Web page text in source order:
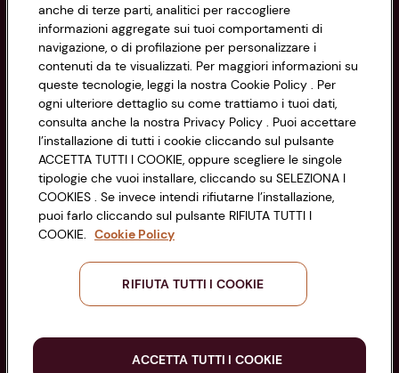
Cookie Policy
Impostazioni Cookie
Accessibilità
CONAD SOCIETÀ COOPERATIVA
Via Michelino, 59 | 40127 BOLOGNA
Codice Fiscale e Registro Imprese
di Bologna 00865960157
PARTITA IVA 03320960374
Servizio clienti
Seguici sui Social:
anche di terze parti, analitici per raccogliere
informazioni aggregate sui tuoi comportamenti di
navigazione, o di profilazione per personalizzare i
contenuti da te visualizzati. Per maggiori informazioni su
queste tecnologie, leggi la nostra Cookie Policy . Per
ogni ulteriore dettaglio su come trattiamo i tuoi dati,
consulta anche la nostra Privacy Policy . Puoi accettare
l’installazione di tutti i cookie cliccando sul pulsante
ACCETTA TUTTI I COOKIE, oppure scegliere le singole
tipologie che vuoi installare, cliccando su SELEZIONA I
COOKIES . Se invece intendi rifiutarne l’installazione,
puoi farlo cliccando sul pulsante RIFIUTA TUTTI I
COOKIE. Cookie Policy
RIFIUTA TUTTI I COOKIE
ACCETTA TUTTI I COOKIE